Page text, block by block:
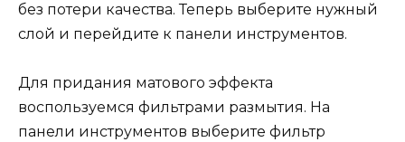
без потери качества. Теперь выберите нужный
слой и перейдите к панели инструментов.
Для придания матового эффекта
воспользуемся фильтрами размытия. На
панели инструментов выберите фильтр